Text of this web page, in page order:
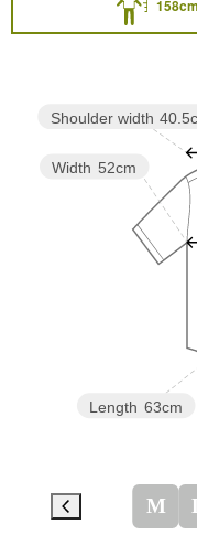
Length 63cm
Width 52cm
Shoulder width
M